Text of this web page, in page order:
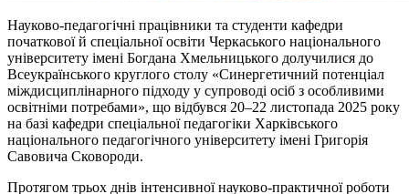
Науково-педагогічні працівники та студенти кафедри
початкової й спеціальної освіти Черкаського національного
університету імені Богдана Хмельницького долучилися до
Всеукраїнського круглого столу «Синергетичний потенціал
міждисциплінарного підходу у супроводі осіб з особливими
освітніми потребами», що відбувся 20–22 листопада 2025 року
на базі кафедри спеціальної педагогіки Харківського
національного педагогічного університету імені Григорія
Савовича Сковороди.
Протягом трьох днів інтенсивної науково-практичної роботи